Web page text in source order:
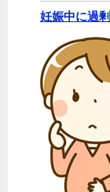
妊娠中に過